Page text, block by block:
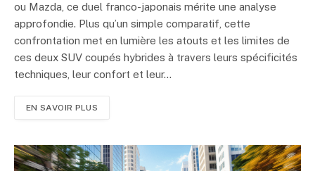
ou Mazda, ce duel franco-japonais mérite une analyse
approfondie. Plus qu’un simple comparatif, cette
confrontation met en lumière les atouts et les limites de
ces deux SUV coupés hybrides à travers leurs spécificités
techniques, leur confort et leur…
EN SAVOIR PLUS